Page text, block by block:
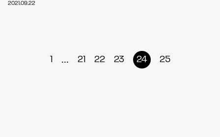
2021.09.22
1 ... 21 22 23 24 25